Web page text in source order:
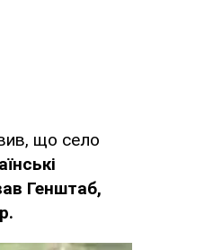
що село
Генштаб,